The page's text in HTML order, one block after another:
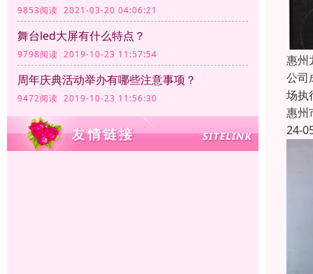
9853阅读 2021-03-20 04:06:21
舞台led大屏有什么特点？
9798阅读 2019-10-23 11:57:54
周年庆典活动举办有哪些注意事项？
9472阅读 2019-10-23 11:56:30
惠州
公司
场执
惠州
24-